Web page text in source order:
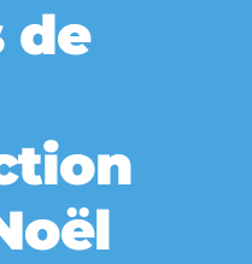
de